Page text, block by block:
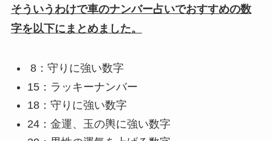
そういうわけで車のナンバー占いでおすすめの数
字を以下にまとめました。
8：守りに強い数字
15：ラッキーナンバー
18：守りに強い数字
24：金運、玉の輿に強い数字